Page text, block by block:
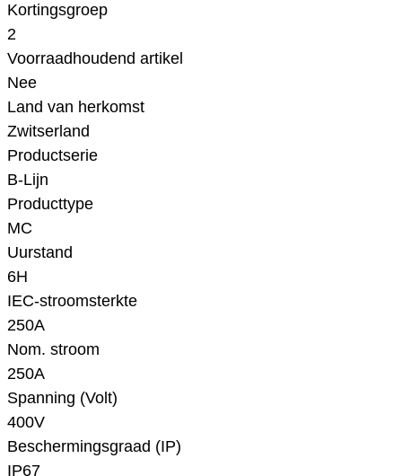
Kortingsgroep
2
Voorraadhoudend artikel
Nee
Land van herkomst
Zwitserland
Productserie
B-Lijn
Producttype
MC
Uurstand
6H
IEC-stroomsterkte
250A
Nom. stroom
250A
Spanning (Volt)
400V
Beschermingsgraad (IP)
IP67